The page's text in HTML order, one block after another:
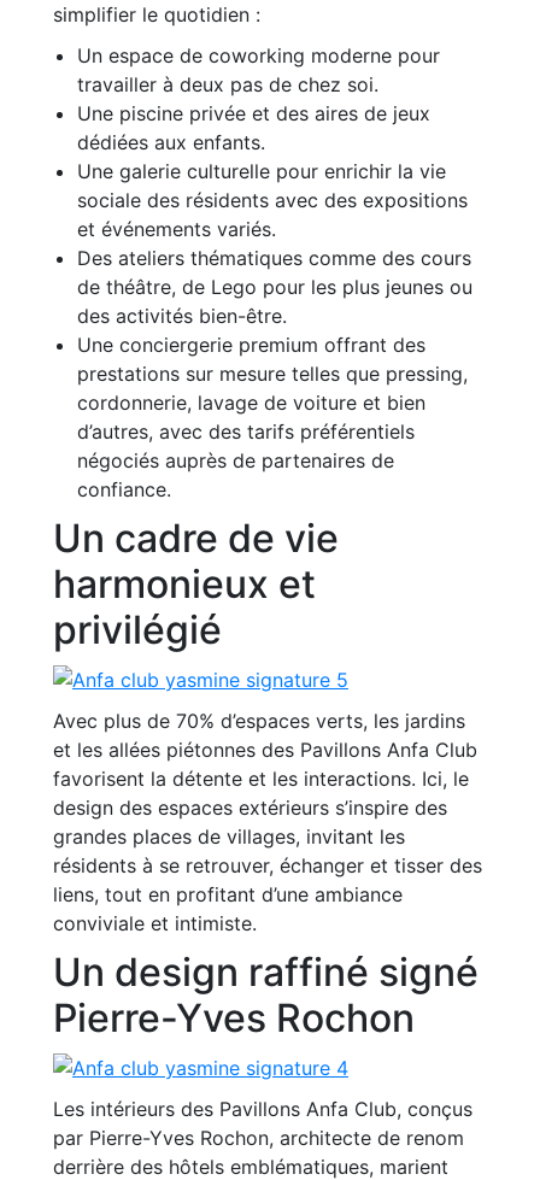
simplifier le quotidien :
Un espace de coworking moderne pour
travailler à deux pas de chez soi.
Une piscine privée et des aires de jeux
dédiées aux enfants.
Une galerie culturelle pour enrichir la vie
sociale des résidents avec des expositions
et événements variés.
Des ateliers thématiques comme des cours
de théâtre, de Lego pour les plus jeunes ou
des activités bien-être.
Une conciergerie premium offrant des
prestations sur mesure telles que pressing,
cordonnerie, lavage de voiture et bien
d’autres, avec des tarifs préférentiels
négociés auprès de partenaires de
confiance.
Un cadre de vie
harmonieux et
privilégié
Avec plus de 70% d’espaces verts, les jardins
et les allées piétonnes des Pavillons Anfa Club
favorisent la détente et les interactions. Ici, le
design des espaces extérieurs s’inspire des
grandes places de villages, invitant les
résidents à se retrouver, échanger et tisser des
liens, tout en profitant d’une ambiance
conviviale et intimiste.
Un design raffiné signé
Pierre-Yves Rochon
Les intérieurs des Pavillons Anfa Club, conçus
par Pierre-Yves Rochon, architecte de renom
derrière des hôtels emblématiques, marient